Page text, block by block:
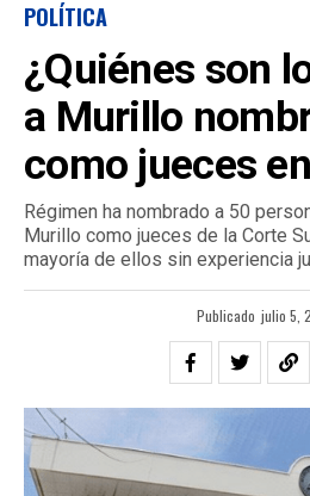
POLÍTICA
¿Quiénes son
a Murillo
como jueces
Régimen ha nombrado a 50
Murillo como jueces de la Corte
mayoría de ellos sin experiencia
Publicado julio 5,